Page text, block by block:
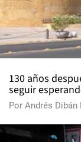
130 años
seguir
Por Andrés Dibán